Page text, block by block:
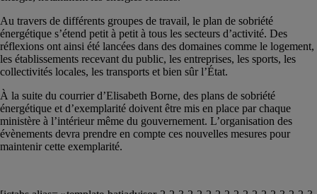
Au travers de différents groupes de travail, le plan de sobriété
énergétique s’étend petit à petit à tous les secteurs d’activité. Des
réflexions ont ainsi été lancées dans des domaines comme le logement,
les établissements recevant du public, les entreprises, les sports, les
collectivités locales, les transports et bien sûr l’État.
À la suite du courrier d’Elisabeth Borne, des plans de sobriété
énergétique et d’exemplarité doivent être mis en place par chaque
ministère à l’intérieur même du gouvernement. L’organisation des
évènements devra prendre en compte ces nouvelles mesures pour
maintenir cette exemplarité.